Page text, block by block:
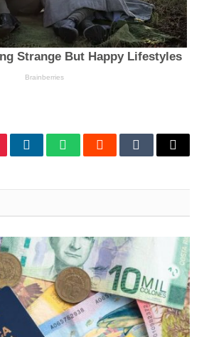
LinkedInWhatsAppRedditTumblrEmail